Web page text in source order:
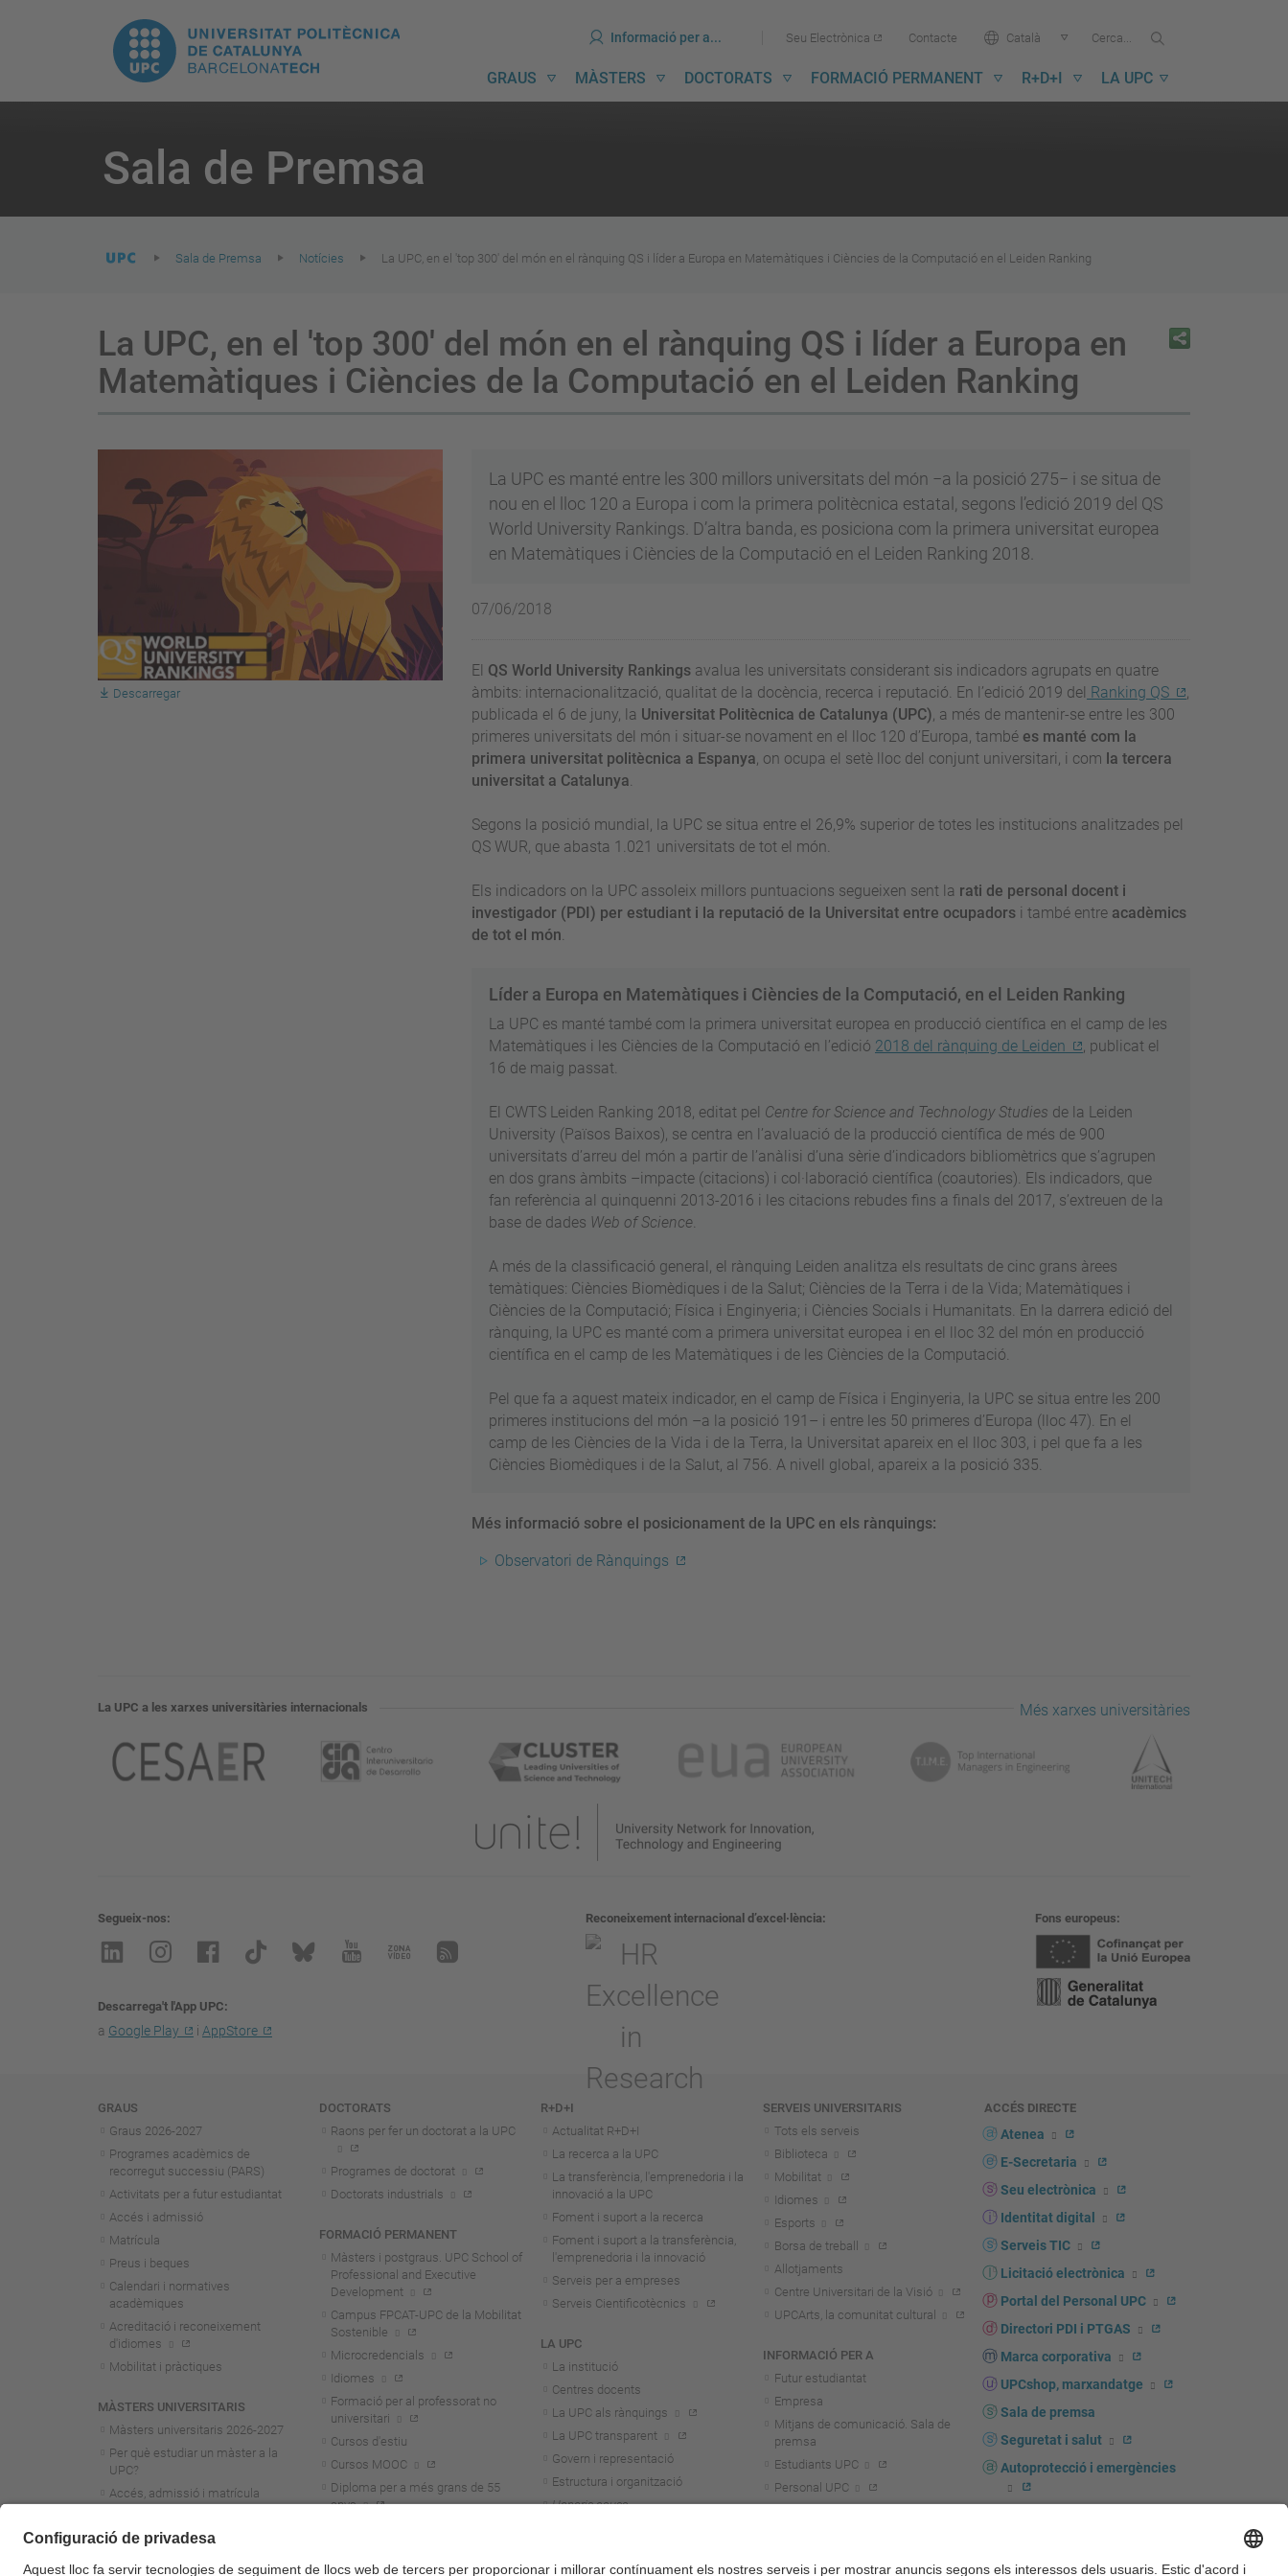
UPC.
Universitat
Politècnica
de
Catalunya
Ves
al
contingut
Ves
al
menú
Informació per a... Seu Electrònica Contacte Idioma:Català Cercar...
UPC
Navegació
GRAUS MÀSTERS DOCTORATS FORMACIÓ PERMANENT R+D+I LA UPC
Sala de Premsa
are
here:
Sala de Premsa Notícies La UPC, en el 'top 300' del món en el rànquing QS i líder a Europa en Matemàtiques i Ciències de la Computació en el Leiden Ranking
La UPC, en el 'top 300' del món en el rànquing QS i líder a Europa en
Matemàtiques i Ciències de la Computació en el Leiden Ranking
Descarregar
La UPC es manté entre les 300 millors universitats del món −a la posició 275− i se situa de
nou en el lloc 120 a Europa i com la primera politècnica estatal, segons l’edició 2019 del QS
World University Rankings. D’altra banda, es posiciona com la primera universitat europea
en Matemàtiques i Ciències de la Computació en el Leiden Ranking 2018.
07/06/2018
El QS World University Rankingsavalua les universitats considerant sis indicadors agrupats en quatre
àmbits: internacionalització, qualitat de la docència, recerca i reputació. En l’edició 2019 del Ranking QS
,
publicada el 6 de juny, la Universitat Politècnica de Catalunya (UPC), a més de mantenir-se entre les 300
primeres universitats del món i situar-se novament en el lloc 120 d’Europa, també es manté com la
primera universitat politècnica a Espanya, on ocupa el setè lloc del conjunt universitari, i com la tercera
universitat a Catalunya.
Segons la posició mundial, la UPC se situa entre el 26,9% superior de totes les institucions analitzades pel
QS WUR, que abasta 1.021 universitats de tot el món.
Els indicadors on la UPC assoleix millors puntuacions segueixen sent la rati de personal docent i
investigador (PDI) per estudiant i la reputació de la Universitat entre ocupadorsi també entre acadèmics
de tot el món.
Líder a Europa en Matemàtiques i Ciències de la Computació, en el Leiden Ranking
La UPC es manté també com la primera universitat europea en producció científica en el camp de les
Matemàtiques i les Ciències de la Computació en l’edició 2018 del rànquing de Leiden
, publicat el
16 de maig passat.
El CWTS Leiden Ranking 2018, editat pel Centre for Science and Technology Studies de la Leiden
University (Països Baixos), se centra en l’avaluació de la producció científica de més de 900
universitats d’arreu del món a partir de l’anàlisi d’una sèrie d’indicadors bibliomètrics que s’agrupen
en dos grans àmbits –impacte (citacions) i col·laboració científica (coautories). Els indicadors, que
fan referència al quinquenni 2013-2016 i les citacions rebudes fins a finals del 2017, s’extreuen de la
base de dades Web of Science.
A més de la classificació general, el rànquing Leiden analitza els resultats de cinc grans àrees
temàtiques: Ciències Biomèdiques i de la Salut; Ciències de la Terra i de la Vida; Matemàtiques i
Ciències de la Computació; Física i Enginyeria; i Ciències Socials i Humanitats. En la darrera edició del
rànquing, la UPC es manté com a primera universitat europea i en el lloc 32 del món en producció
científica en el camp de les Matemàtiques i de les Ciències de la Computació.
Pel que fa a aquest mateix indicador, en el camp de Física i Enginyeria, la UPC se situa entre les 200
primeres institucions del món –a la posició 191– i entre les 50 primeres d’Europa (lloc 47). En el
camp de les Ciències de la Vida i de la Terra, la Universitat apareix en el lloc 303, i pel que fa a les
Ciències Biomèdiques i de la Salut, al 756. A nivell global, apareix a la posició 335.
Més informació sobre el posicionament de la UPC en els rànquings:
Observatori de Rànquings
La UPC a les xarxes universitàries internacionals Més xarxes universitàries
Segueix-nos
Descarrega't l'App UPC
a Google Play i AppStore
Reconeixement internacional d’excel·lència Fons europeus
Navegació
GRAUS
Graus 2026-2027
Programes acadèmics de
recorregut successiu (PARS)
Activitats per a futur estudiantat
Accés i admissió
Matrícula
Preus i beques
Calendari i normatives
acadèmiques
Acreditació i reconeixement
d'idiomes
Mobilitat i pràctiques
MÀSTERS UNIVERSITARIS
Màsters universitaris 2026-2027
Per què estudiar un màster a la
UPC?
Accés, admissió i matrícula
Calendari i normatives
DOCTORATS
Raons per fer un doctorat a la UPC
Programes de doctorat
Doctorats industrials
FORMACIÓ PERMANENT
Màsters i postgraus. UPC School of
Professional and Executive
Development
Campus FPCAT-UPC de la Mobilitat
Sostenible
Microcredencials
Idiomes
Formació per al professorat no
universitari
Cursos d'estiu
Cursos MOOC
Diploma per a més grans de 55
anys
R+D+I
Actualitat R+D+I
La recerca a la UPC
La transferència, l'emprenedoria i la
innovació a la UPC
Foment i suport a la recerca
Foment i suport a la transferència,
l'emprenedoria i la innovació
Serveis per a empreses
Serveis Cientificotècnics
LA UPC
La institució
Centres docents
La UPC als rànquings
La UPC transparent
Govern i representació
Estructura i organització
Honoris causa
SERVEIS UNIVERSITARIS
Tots els serveis
Biblioteca
Mobilitat
Idiomes
Esports
Borsa de treball
Allotjaments
Centre Universitari de la Visió
UPCArts, la comunitat cultural
INFORMACIÓ PER A
Futur estudiantat
Empresa
Mitjans de comunicació. Sala de
premsa
Estudiants UPC
Personal UPC
ACCÉS DIRECTE
Atenea
E-Secretaria
Seu electrònica
Identitat digital
Serveis TIC
Licitació electrònica
Portal del Personal UPC
Directori PDI i PTGAS
Marca corporativa
UPCshop, marxandatge
Sala de premsa
Seguretat i salut
Autoprotecció i emergències